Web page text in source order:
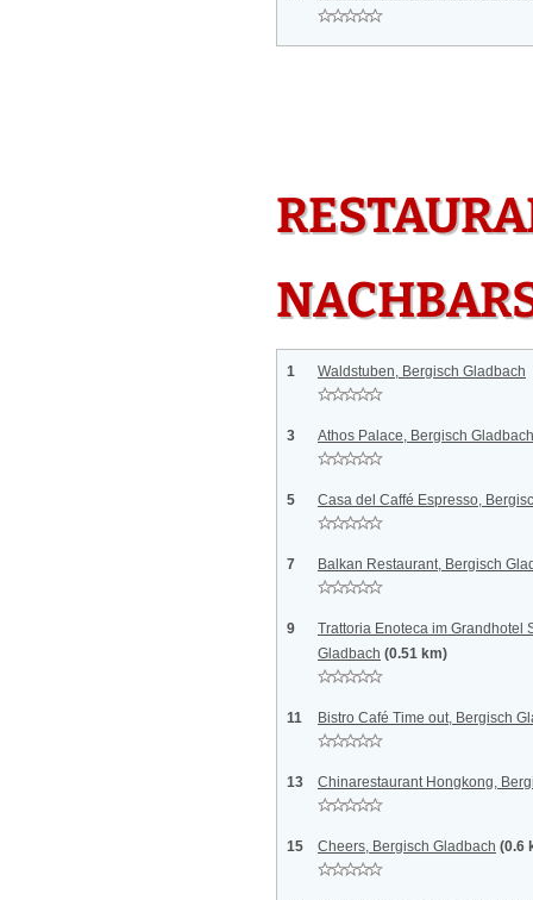
1 Waldstuben, Bergisch Gladbach
3 Athos Palace, Bergisch Gladbach
5 Casa del Caffé Espresso,
7 Balkan Restaurant, Bergisch
9
Trattoria Enoteca im Grandhotel
Gladbach (0.51 km)
11 Bistro Café Time out, Bergisch
13 Chinarestaurant Hongkong,
15 Cheers, Bergisch Gladbach (0.6